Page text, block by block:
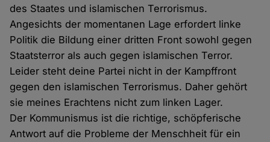
des Staates und islamischen Terrorismus.
Angesichts der momentanen Lage erfordert linke
Politik die Bildung einer dritten Front sowohl gegen
Staatsterror als auch gegen islamischen Terror.
Leider steht deine Partei nicht in der Kampffront
gegen den islamischen Terrorismus. Daher gehört
sie meines Erachtens nicht zum linken Lager.
Der Kommunismus ist die richtige, schöpferische
Antwort auf die Probleme der Menschheit für ein